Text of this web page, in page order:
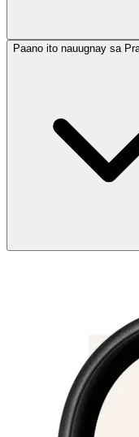
Paano ito nauugnay sa